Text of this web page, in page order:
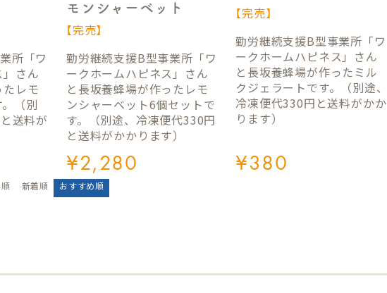
所「ワ
さん
レモ
（別
送料が
モンシャーベット
【完売】
勤労継続支援B型事業所「ワ
ークホームハピネス」さん
と長坂養蜂場が作ったレモ
ンシャーベット6個セットで
す。（別途、冷凍便代330円
と送料がかかります）
¥2,280
【完売】
勤労継続支援B型事業所「ワ
ークホームハピネス」さん
と長坂養蜂場が作ったミル
クジェラートです。（別途、
冷凍便代330円と送料がかか
ります）
¥380
新着順 おすすめ順